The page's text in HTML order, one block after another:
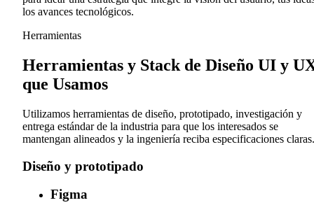
los avances tecnológicos.
Herramientas
Herramientas y Stack de Diseño UI y
que Usamos
Utilizamos herramientas de diseño, prototipado, investigación y
entrega estándar de la industria para que los interesados se
mantengan alineados y la ingeniería reciba especificaciones claras.
Diseño y prototipado
Figma